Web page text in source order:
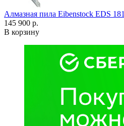
Алмазная пила Eibenstock EDS 181
145 900 р.
В корзину